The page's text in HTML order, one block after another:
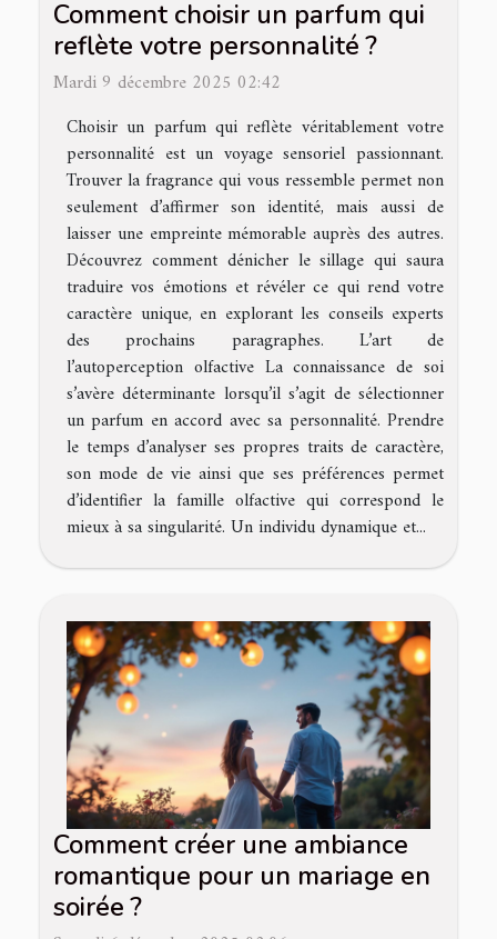
Comment choisir un parfum qui
reflète votre personnalité ?
Mardi 9 décembre 2025 02:42
Choisir un parfum qui reflète véritablement votre
personnalité est un voyage sensoriel passionnant.
Trouver la fragrance qui vous ressemble permet non
seulement d’affirmer son identité, mais aussi de
laisser une empreinte mémorable auprès des autres.
Découvrez comment dénicher le sillage qui saura
traduire vos émotions et révéler ce qui rend votre
caractère unique, en explorant les conseils experts
des prochains paragraphes. L’art de
l’autoperception olfactive La connaissance de soi
s’avère déterminante lorsqu’il s’agit de sélectionner
un parfum en accord avec sa personnalité. Prendre
le temps d’analyser ses propres traits de caractère,
son mode de vie ainsi que ses préférences permet
d’identifier la famille olfactive qui correspond le
mieux à sa singularité. Un individu dynamique et...
Comment créer une ambiance
romantique pour un mariage en
soirée ?